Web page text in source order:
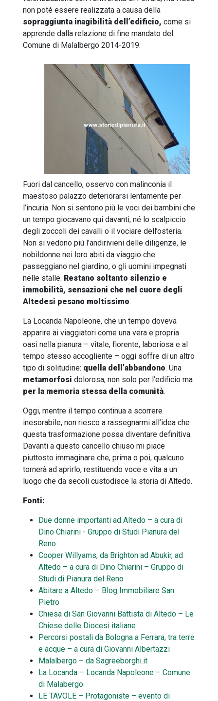
non poté essere realizzata a causa della
sopraggiunta inagibilità dell’edificio, come si
apprende dalla relazione di fine mandato del
Comune di Malalbergo 2014-2019.
Fuori dal cancello, osservo con malinconia il
maestoso palazzo deteriorarsi lentamente per
l’incuria. Non si sentono più le voci dei bambini che
un tempo giocavano qui davanti, né lo scalpiccio
degli zoccoli dei cavalli o il vociare dell’osteria.
Non si vedono più l’andirivieni delle diligenze, le
nobildonne nei loro abiti da viaggio che
passeggiano nel giardino, o gli uomini impegnati
nelle stalle. Restano soltanto silenzio e
immobilità, sensazioni che nel cuore degli
Altedesi pesano moltissimo.
La Locanda Napoleone, che un tempo doveva
apparire ai viaggiatori come una vera e propria
oasi nella pianura – vitale, fiorente, laboriosa e al
tempo stesso accogliente – oggi soffre di un altro
tipo di solitudine: quella dell’abbandono. Una
metamorfosi dolorosa, non solo per l’edificio ma
per la memoria stessa della comunità.
Oggi, mentre il tempo continua a scorrere
inesorabile, non riesco a rassegnarmi all’idea che
questa trasformazione possa diventare definitiva.
Davanti a questo cancello chiuso mi piace
piuttosto immaginare che, prima o poi, qualcuno
tornerà ad aprirlo, restituendo voce e vita a un
luogo che da secoli custodisce la storia di Altedo.
Fonti:
Due donne importanti ad Altedo – a cura di
Dino Chiarini - Gruppo di Studi Pianura del
Reno
Cooper Willyams, da Brighton ad Abukir, ad
Altedo – a cura di Dino Chiarini – Gruppo di
Studi di Pianura del Reno
Abitare a Altedo – Blog Immobiliare San
Pietro
Chiesa di San Giovanni Battista di Altedo – Le
Chiese delle Diocesi italiane
Percorsi postali da Bologna a Ferrara, tra terre
e acque – a cura di Giovanni Albertazzi
Malalbergo – da Sagreeborghi.it
La Locanda – Locanda Napoleone – Comune
di Malabergo
LE TAVOLE – Protagoniste – evento di